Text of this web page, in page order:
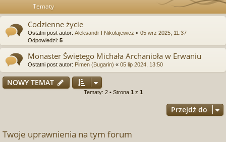
Tematy
Codzienne życie
Ostatni post autor: Aleksandr I Nikołajewicz « 05 wrz 2025, 11:37
Odpowiedzi: 5
Monaster Świętego Michała Archanioła w Erwaniu
Ostatni post autor: Pimen (Bugarin) « 05 lip 2024, 13:50
NOWY TEMAT
Tematy: 2 • Strona 1 z 1
Przejdź do
Twoje uprawnienia na tym forum